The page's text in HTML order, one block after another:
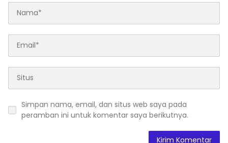
Simpan nama, email, dan situs web saya pada
peramban ini untuk komentar saya berikutnya.